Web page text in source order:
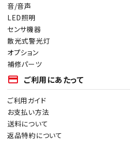
音/音声
LED照明
センサ機器
散光式警光灯
オプション
補修パーツ
payment ご利用にあたって
ご利用ガイド
お支払い方法
送料について
返品特約について